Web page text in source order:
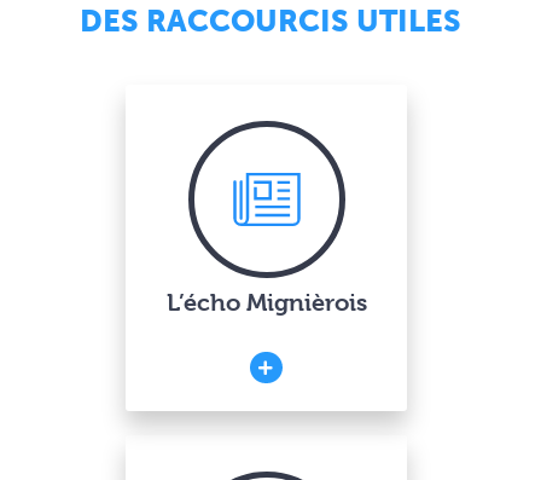
DES RACCOURCIS UTILES
L’écho Mignièrois